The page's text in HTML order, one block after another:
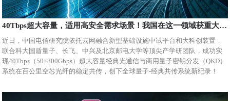
40Tbps超大容量，适用高安全需求场景！我国在这一领域获重大突破
近日，中国电信研究院依托云网融合新型基础设施中试平台和大科创装置，
联合科大国盾量子、长飞、中兴及北京邮电大学等顶尖产学研团队，成功实
现40Tbps（50×800Gbps）超大容量经典光通信与商用量子密钥分发（QKD）
系统在百公里空芯光纤的稳定共传，创下全球量子-经典共传系统新纪录！